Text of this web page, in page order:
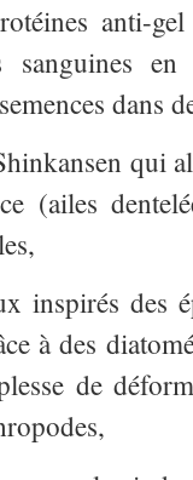
anti-gel
sanguines
dans
qui
(ailes
des
à des
de